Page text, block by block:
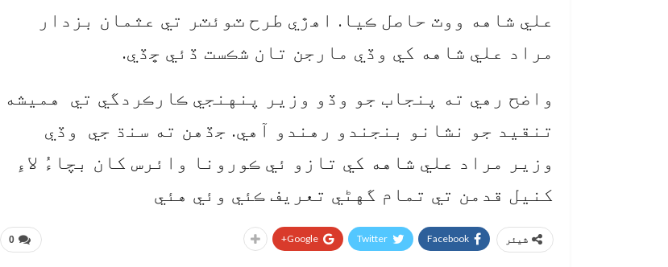
علي شاهه ووٽ حاصل ڪيا. اهڙي طرح ٽوئٽر تي عثمان بزدار
مراد علي شاهه کي وڏي مارجن تان شڪست ڏئي ڇڏي.
واضح رهي ته پنجاب جو وڏو وزير پنهنجي ڪارڪردگي تي هميشه
تنقيد جو نشانو بنجندو رهندو آهي. جڏهن ته سنڌ جي وڏي
وزير مراد علي شاهه کي تازو ئي ڪورونا وائرس کان بچاءُ لاءِ
کنيل قدمن تي تمام گهڻي تعريف ڪئي وئي هئي
0 شیئر Facebook
Twitter
Google+